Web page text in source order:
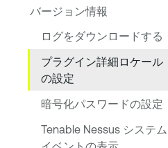
バージョン情報
ログをダウンロードする
プラグイン詳細ロケール
の設定
暗号化パスワードの設定
Tenable Nessus システム